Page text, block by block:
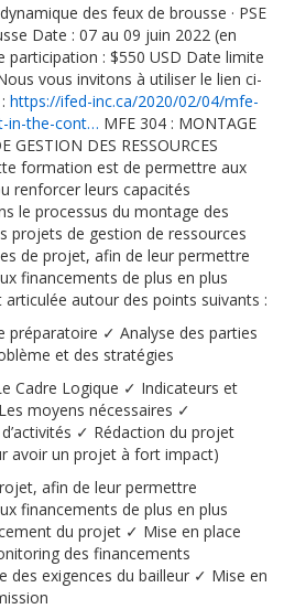
des feux de brousse · PSE
Date : 07 au 09 juin 2022 (en
participation : $550 USD Date limite
vous invitons à utiliser le lien ci-
https://ifed-inc.ca/2020/02/04/mfe-
in-the-cont… MFE 304 : MONTAGE
GESTION DES RESSOURCES
formation est de permettre aux
renforcer leurs capacités
le processus du montage des
projets de gestion de ressources
de projet, afin de leur permettre
financements de plus en plus
autour des points suivants :
préparatoire ✓ Analyse des parties
et des stratégies
Cadre Logique ✓ Indicateurs et
Les moyens nécessaires ✓
✓ Rédaction du projet
avoir un projet à fort impact)
afin de leur permettre
financements de plus en plus
du projet ✓ Mise en place
des financements
des exigences du bailleur ✓ Mise en